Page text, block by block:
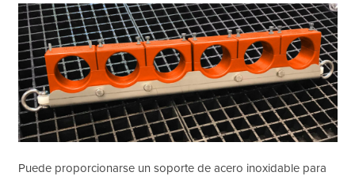
Puede proporcionarse un soporte de acero inoxidable para